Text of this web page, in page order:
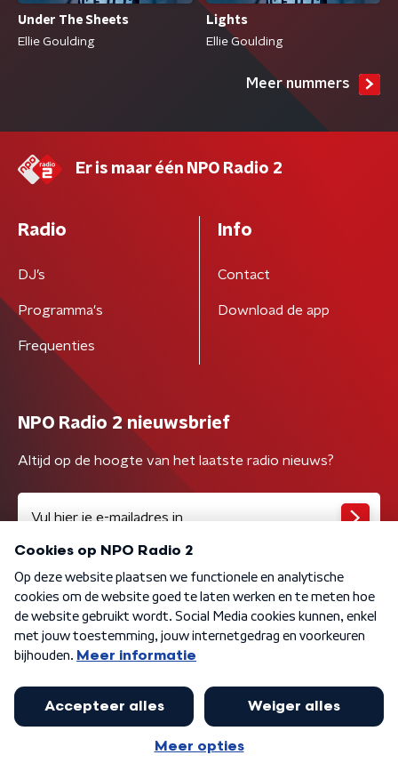
Under The Sheets
Ellie Goulding
Lights
Ellie Goulding
Meer nummers
Er is maar één NPO Radio 2
Radio
DJ’s
Programma's
Frequenties
Info
Contact
Download de app
NPO Radio 2 nieuwsbrief
Altijd op de hoogte van het laatste radio nieuws?
Algemene voorwaarden